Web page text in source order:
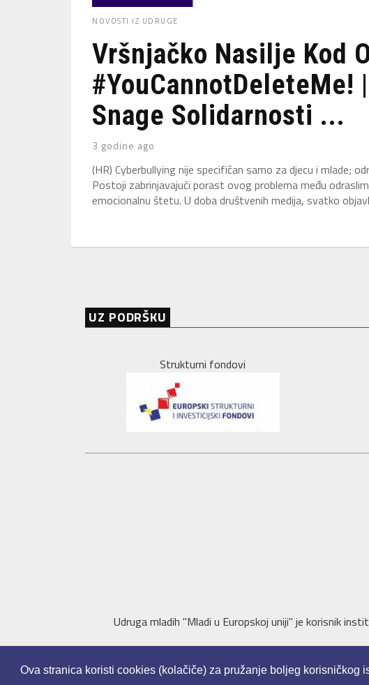
Ova stranica koristi cookies (kolačiče) za pružanje boljeg
NOVOSTI IZ UDRUGE
Vršnjačko Nasilje Kod
#YouCannotDeleteMe!
Snage Solidarnosti ...
3 godine ago
(HR) Cyberbullying nije specifičan samo za djecu i mlade;
Postoji zabrinjavajući porast ovog problema među
emocionalnu štetu. U doba društvenih medija, svatko
UZ PODRŠKU
Strukturni fondovi
Udruga mladih "Mladi u Europskoj uniji" je korisnik